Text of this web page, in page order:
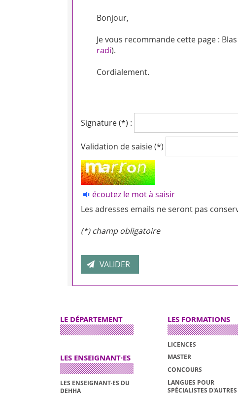
Bonjour,
Je vous recommande cette page : Blas
radi).
Cordialement.
Signature (*) :
Validation de saisie (*)
écoutez le mot à saisir
Les adresses emails ne seront pas
(*) champ obligatoire
LE DÉPARTEMENT
LES ENSEIGNANT·ES
LES ENSEIGNANT·ES DU
DEHHA
LES FORMATIONS
LICENCES
MASTER
CONCOURS
LANGUES POUR
SPÉCIALISTES D'AUTRES